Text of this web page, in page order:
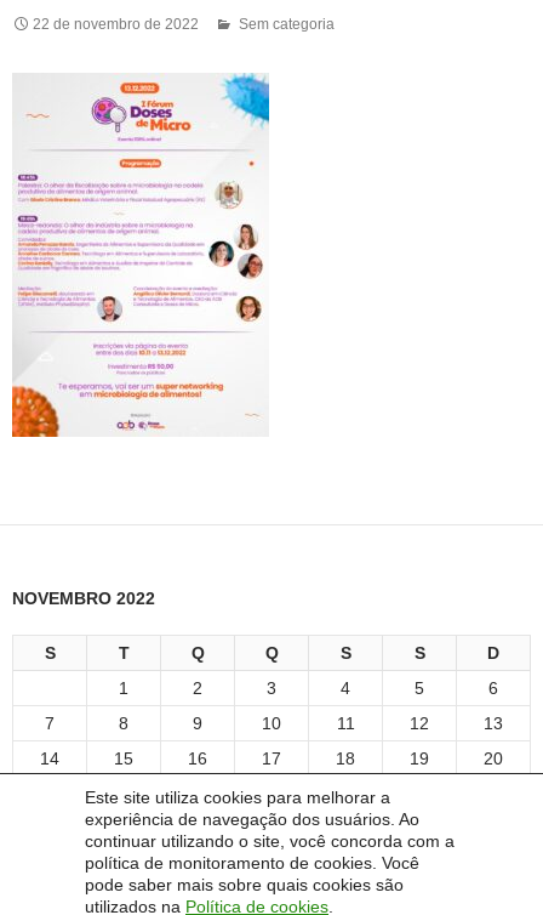
Este site utiliza cookies para melhorar a
experiência de navegação dos usuários. Ao
continuar utilizando o site, você concorda com a
política de monitoramento de cookies. Você
pode saber mais sobre quais cookies são
utilizados na Política de cookies
22 de novembro de 2022 Sem categoria
NOVEMBRO 2022
S T Q Q S S
D
1
2 3 4 5
6
7
8 9 10 11 12
13
14
15 16 17 18 19
20
22 23 24 25
29
30
maio »